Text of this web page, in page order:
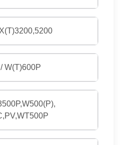
W(T)600P